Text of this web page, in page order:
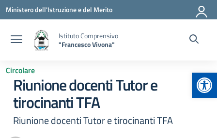
Vai ai contenuti
Vai al menu di navigazione
Vai al footer
Ministero dell'Istruzione e del Merito
Istituto Comprensivo
"Francesco Vivona"
Circolare
Riunione docenti Tutor e
tirocinanti TFA
Riunione docenti Tutor e tirocinanti TFA